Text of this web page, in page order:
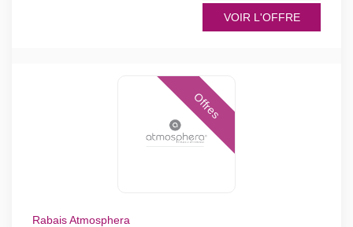
VOIR L'OFFRE
Offres
Rabais Atmosphera